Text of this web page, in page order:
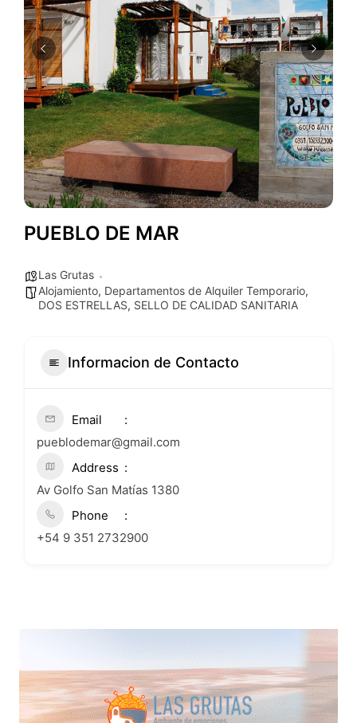
PUEBLO DE MAR
Las Grutas
Alojamiento, Departamentos de Alquiler Temporario,
DOS ESTRELLAS, SELLO DE CALIDAD SANITARIA
Informacion de Contacto
Email
pueblodemar@gmail.com
Address
Av Golfo San Matías 1380
Phone
+54 9 351 2732900